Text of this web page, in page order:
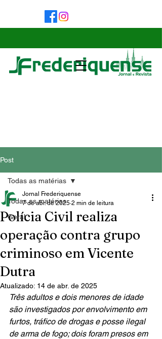
Post
Todas as matérias
Geral
Todas as matérias
Polícia Civil realiza
operação contra grupo
criminoso em Vicente
Dutra
Jornal Frederiquense
7 de abr. de 2025 2 min de leitura
Atualizado: 14 de abr. de 2025
Três adultos e dois menores de idade
são investigados por envolvimento em
furtos, tráfico de drogas e posse ilegal
de arma de fogo; dois foram presos em